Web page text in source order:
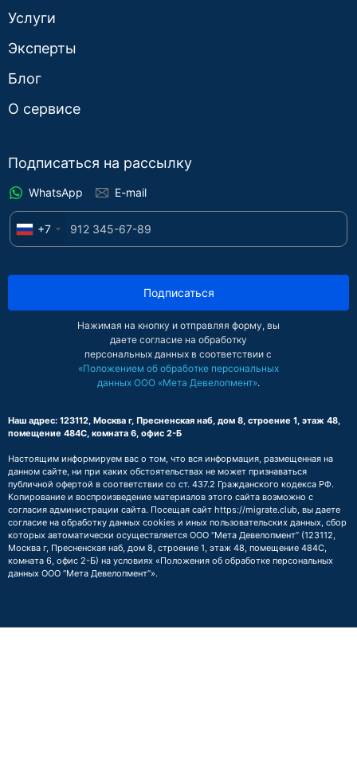
Услуги
Эксперты
Блог
О сервисе
Подписаться на рассылку
WhatsApp E-mail
+7
Подписаться
Нажимая на кнопку и отправляя форму, вы
даете согласие на обработку
персональных данных в соответствии с
«Положением об обработке персональных
данных ООО «Мета Девелопмент».
Наш адрес: 123112, Москва г, Пресненская наб, дом 8, строение 1, этаж 48,
помещение 484С, комната 6, офис 2-Б
Настоящим информируем вас о том, что вся информация, размещенная на
данном сайте, ни при каких обстоятельствах не может признаваться
публичной офертой в соответствии со ст. 437.2 Гражданского кодекса РФ.
Копирование и воспроизведение материалов этого сайта возможно с
согласия администрации сайта. Посещая сайт https://migrate.club, вы даете
согласие на обработку данных cookies и иных пользовательских данных, сбор
которых автоматически осуществляется ООО “Мета Девелопмент” (123112,
Москва г, Пресненская наб, дом 8, строение 1, этаж 48, помещение 484С,
комната 6, офис 2-Б) на условиях «Положения об обработке персональных
данных ООО “Мета Девелопмент”».